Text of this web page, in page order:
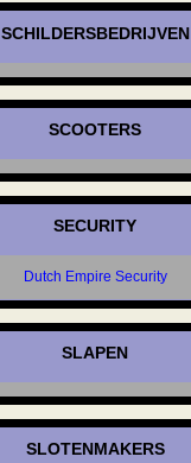
SCHILDERSBEDRIJVEN
SCOOTERS
SECURITY
Dutch Empire Security
SLAPEN
SLOTENMAKERS